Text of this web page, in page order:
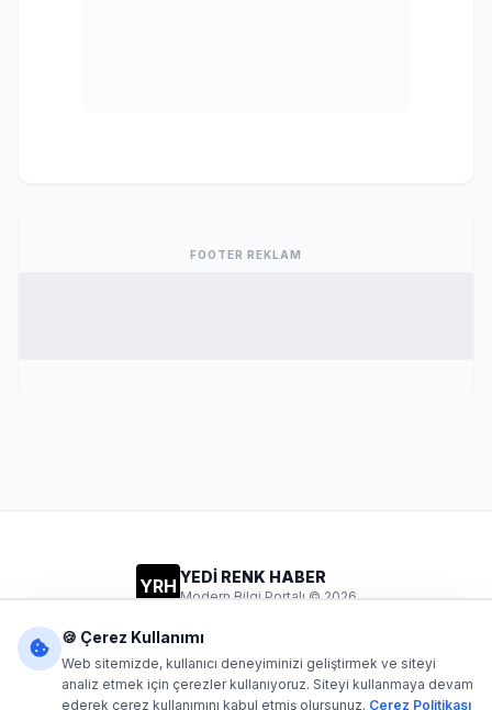
FOOTER REKLAM
YRH YEDİ RENK HABER
Modern Bilgi Portalı © 2026
🍪 Çerez Kullanımı
Web sitemizde, kullanıcı deneyiminizi geliştirmek ve siteyi
analiz etmek için çerezler kullanıyoruz. Siteyi kullanmaya devam
ederek çerez kullanımını kabul etmiş olursunuz. Çerez Politikası